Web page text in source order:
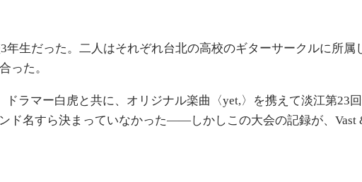
年生だった。二人はそれぞれ台北の高校のギターサークルに所
った。
ラマー白虎と共に、オリジナル楽曲〈yet,〉を携えて淡江第23
ド名すら決まっていなかった——しかしこの大会の記録が、Vast